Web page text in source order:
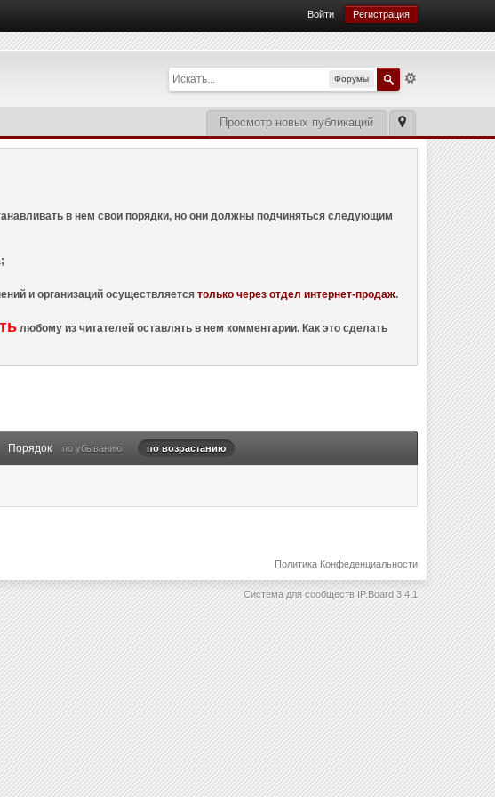
Войти Регистрация
Форумы
Просмотр новых публикаций
в нем свои порядки, но они должны подчиняться следующим
и организаций осуществляетсятолько через отдел интернет-продаж.
любому из читателей оставлять в нем комментарии. Как это сделать
Порядок по убыванию по возрастанию
Политика Конфеденциальности
Система для сообществ IP.Board 3.4.1